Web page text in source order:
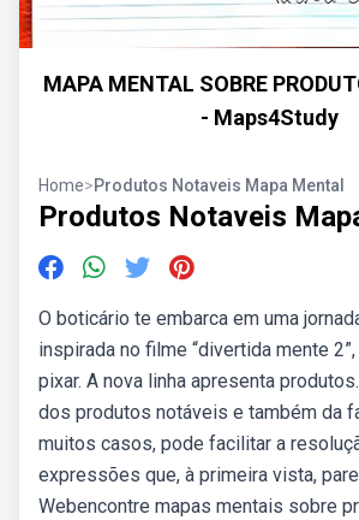
MAPA MENTAL SOBRE
- Maps4Study
Home>Produtos Notaveis Mapa Mental
Produtos Notaveis
O boticário te embarca em uma
inspirada no filme “divertida mente
pixar. A nova linha apresenta
dos produtos notáveis e também da
muitos casos, pode facilitar a
expressões que, à primeira vista,
Webencontre mapas mentais sobre